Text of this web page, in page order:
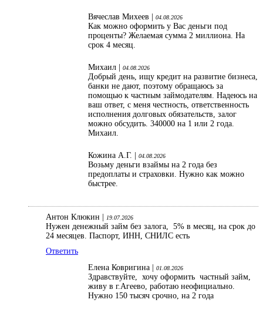
Вячеслав Михеев | 04.08.2026
Как можно оформить у Вас деньги под
проценты? Желаемая сумма 2 миллиона. На
срок 4 месяц.
Михаил | 04.08.2026
Добрый день, ищу кредит на развитие бизнеса,
банки не дают, поэтому обращаюсь за
помощью к частным займодателям. Надеюсь на
ваш ответ, с меня честность, ответственность
исполнения долговых обязательств, залог
можно обсудить. 340000 на 1 или 2 года.
Михаил.
Кожина А.Г. | 04.08.2026
Возьму деньги взаймы на 2 года без
предоплаты и страховки. Нужно как можно
быстрее.
Антон Клюкин | 19.07.2026
Нужен денежный займ без залога, 5% в месяц, на срок до
24 месяцев. Паспорт, ИНН, СНИЛС есть
Ответить
Елена Ковригина |
01.08.2026
Здравствуйте, хочу оформить частный займ,
живу в г.Агеево, работаю неофициально.
Нужно 150 тысяч срочно, на 2 года